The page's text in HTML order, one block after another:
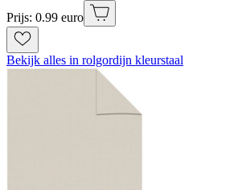
Prijs: 0.99 euro
Bekijk alles in rolgordijn kleurstaal